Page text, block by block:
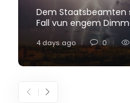
Dem Staatsbeamten
Fall vun engem
4 days ago 0